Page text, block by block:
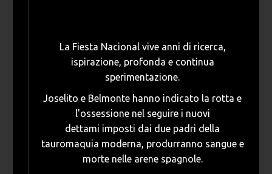
La Fiesta Nacional vive anni di ricerca,
ispirazione, profonda e continua
sperimentazione.
Joselito e Belmonte hanno indicato la rotta e
l'ossessione nel seguire i nuovi
dettami imposti dai due padri della
tauromaquia moderna, produrranno sangue e
morte nelle arene spagnole.